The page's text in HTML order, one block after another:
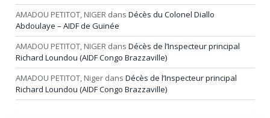
AMADOU PETITOT, NIGER dans Décès du Colonel Diallo
Abdoulaye – AIDF de Guinée
AMADOU PETITOT, NIGER dans Décès de l’Inspecteur principal
Richard Loundou (AIDF Congo Brazzaville)
AMADOU PETITOT, Niger dans Décès de l’Inspecteur principal
Richard Loundou (AIDF Congo Brazzaville)